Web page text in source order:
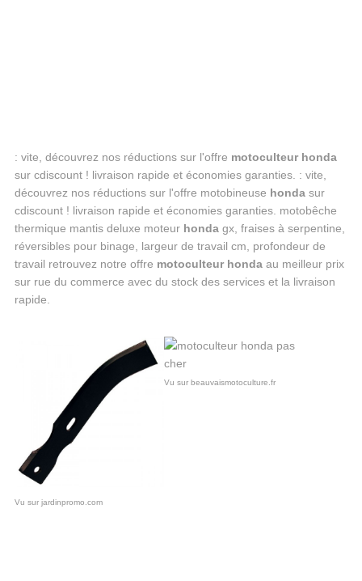
: vite, découvrez nos réductions sur l'offre motoculteur honda
sur cdiscount ! livraison rapide et économies garanties. : vite,
découvrez nos réductions sur l'offre motobineuse hondasur
cdiscount ! livraison rapide et économies garanties. motobêche
thermique mantis deluxe moteur hondagx, fraises à serpentine,
réversibles pour binage, largeur de travail cm, profondeur de
travail retrouvez notre offre motoculteur hondaau meilleur prix
sur rue du commerce avec du stock des services et la livraison
rapide.
Vu sur jardinpromo.com
Vu sur beauvaismotoculture.fr